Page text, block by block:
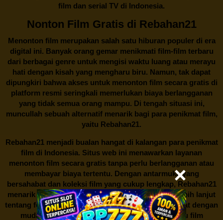
film dan serial TV di Indonesia.
Nonton Film Gratis di Rebahan21
Menonton film merupakan salah satu hiburan populer di era
digital ini. Banyak orang gemar menikmati film-film terbaru
dari berbagai genre untuk mengisi waktu luang atau merayu
hati dengan kisah yang mengharu biru. Namun, tak dapat
dipungkiri bahwa akses untuk menonton film secara gratis di
platform resmi seringkali memerlukan biaya berlangganan
yang tidak semua orang mampu. Di tengah situasi ini,
muncullah sebuah alternatif menarik bagi para penikmat film,
yaitu Rebahan21.
Rebahan21menjadi bualan hangat di kalangan para penikmat
film di Indonesia. Situs web ini menawarkan layanan
menonton film secara gratis tanpa perlu berlangganan atau
membayar biaya tertentu. Dengan antarmuka yang
bersahabat dan koleksi film yang cukup lengkap, Rebahan21
menarik minat banyak orang untuk mencari tahu lebih lanjut
tentang fenomena ini. Sebagai pengguna, Anda dapat dengan
mudah mencari film yang ingin ditonton, baik itu film